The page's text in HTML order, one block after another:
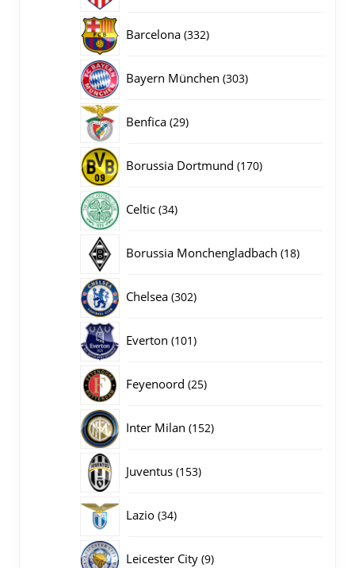
Barcelona 332332
Bayern München 303303
Benfica 2929
Borussia Dortmund 170170
Celtic 3434
Borussia Monchengladbach 1818
Chelsea 302302
Everton 101101
Feyenoord 2525
Inter Milan 152152
Juventus 153153
Lazio 3434
Leicester City 99